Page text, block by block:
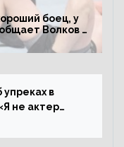
боец, у
Волков –
упреках в
не актер